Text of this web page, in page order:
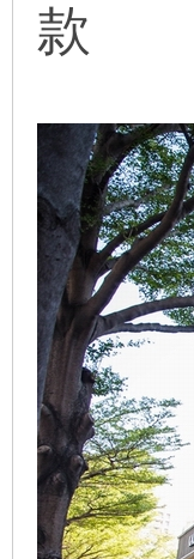
款